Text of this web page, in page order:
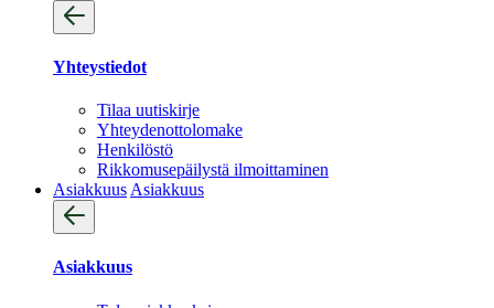
Yhteystiedot
Tilaa uutiskirje
Yhteydenotto­lomake
Henkilöstö
Rikkomusepäilystä ilmoittaminen
Asiakkuus Asiakkuus
Asiakkuus